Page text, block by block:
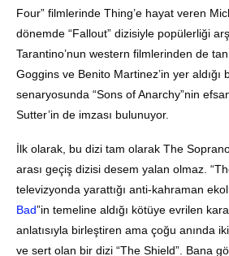
Four” filmlerinde Thing’e hayat veren
dönemde “Fallout” dizisiyle popülerliği
Tarantino’nun western filmlerinden de
Goggins ve Benito Martinez’in yer aldığı
senaryosunda “Sons of Anarchy”nin
Sutter’in de imzası bulunuyor.
İlk olarak, bu dizi tam olarak The
arası geçiş dizisi desem yalan olmaz.
televizyonda yarattığı anti-kahraman
Bad”in temeline aldığı kötüye evrilen
anlatısıyla birleştiren ama çoğu anında
ve sert olan bir dizi “The Shield”. Bana